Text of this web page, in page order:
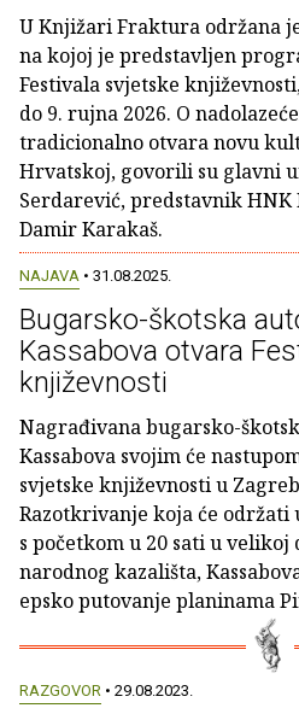
U Knjižari Fraktura održana
na kojoj je predstavljen
Festivala svjetske
do 9. rujna 2026. O
tradicionalno otvara novu
Hrvatskoj, govorili su glavni
Serdarević, predstavnik
Damir Karakaš.
NAJAVA • 31.08.2025.
Bugarsko-škotska
Kassabova otvara
književnosti
Nagrađivana bugarsko-
Kassabova svojim će
svjetske književnosti u
Razotkrivanje koja će održati
s početkom u 20 sati u
narodnog kazališta,
epsko putovanje planinama
RAZGOVOR • 29.08.2023.